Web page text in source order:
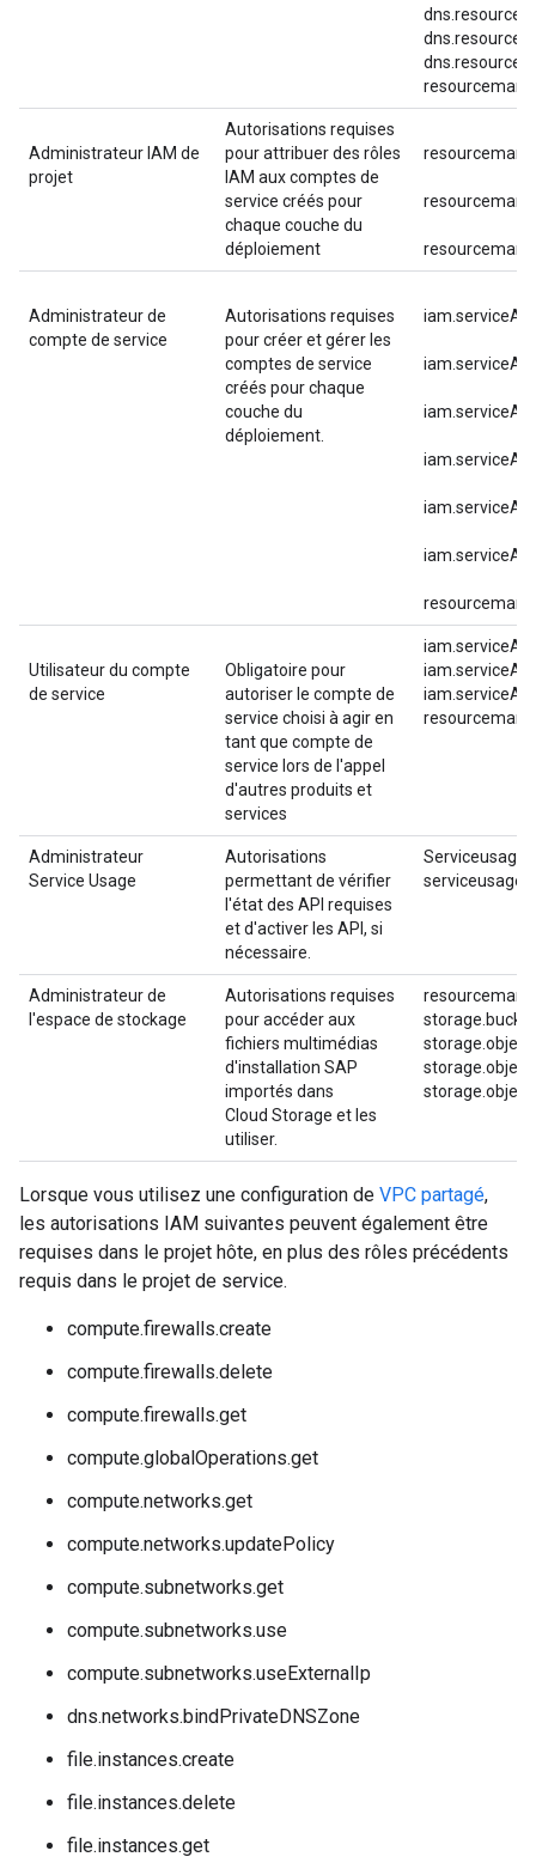
Administrateur IAM de
projet
Autorisations requises
pour attribuer des rôles
IAM aux comptes de
service créés pour
chaque couche du
déploiement
Administrateur de
compte de service
Autorisations requises
pour créer et gérer les
comptes de service
créés pour chaque
couche du
déploiement.
Utilisateur du compte
de service
Obligatoire pour
autoriser le compte de
service choisi à agir en
tant que compte de
service lors de l'appel
d'autres produits et
services
Administrateur
Service Usage
Autorisations
permettant de vérifier
l'état des API requises
et d'activer les API, si
nécessaire.
Administrateur de
l'espace de stockage
Autorisations requises
pour accéder aux
fichiers multimédias
d'installation SAP
importés dans
Cloud Storage et les
utiliser.
Lorsque vous utilisez une configuration de VPC partagé,
les autorisations IAM suivantes peuvent également être
requises dans le projet hôte, en plus des rôles précédents
requis dans le projet de service.
compute.firewalls.create
compute.firewalls.delete
compute.firewalls.get
compute.globalOperations.get
compute.networks.get
compute.networks.updatePolicy
compute.subnetworks.get
compute.subnetworks.use
compute.subnetworks.useExternalIp
dns.networks.bindPrivateDNSZone
file.instances.create
file.instances.delete
file.instances.get